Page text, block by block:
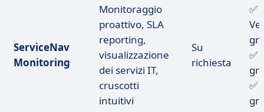
ServiceNav
Monitoring
Monitoraggio
proattivo, SLA
reporting,
visualizzazione
dei servizi IT,
cruscotti
intuitivi
Su
richiesta
✅
✅
✅